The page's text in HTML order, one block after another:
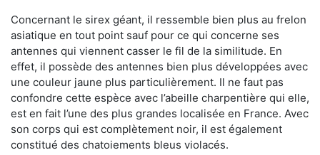
Concernant le sirex géant, il ressemble bien plus au frelon
asiatique en tout point sauf pour ce qui concerne ses
antennes qui viennent casser le fil de la similitude. En
effet, il possède des antennes bien plus développées avec
une couleur jaune plus particulièrement. Il ne faut pas
confondre cette espèce avec l’abeille charpentière qui elle,
est en fait l’une des plus grandes localisée en France. Avec
son corps qui est complètement noir, il est également
constitué des chatoiements bleus violacés.